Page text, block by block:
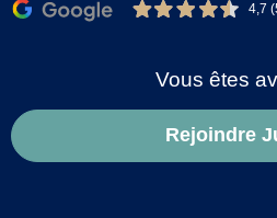
4,7
Vous êtes
Rejoindre